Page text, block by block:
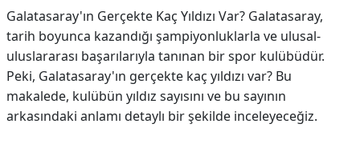
Galatasaray'ın Gerçekte Kaç Yıldızı Var? Galatasaray,
tarih boyunca kazandığı şampiyonluklarla ve ulusal-
uluslararası başarılarıyla tanınan bir spor kulübüdür.
Peki, Galatasaray'ın gerçekte kaç yıldızı var? Bu
makalede, kulübün yıldız sayısını ve bu sayının
arkasındaki anlamı detaylı bir şekilde inceleyeceğiz.